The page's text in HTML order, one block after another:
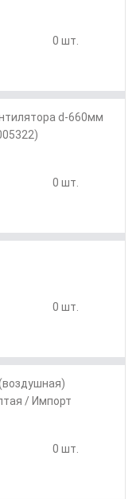
0 шт.
d-660мм
0 шт.
0 шт.
/ Импорт
0 шт.